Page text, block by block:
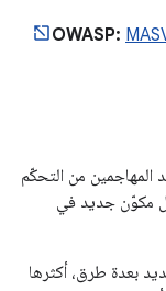
من التحكّم
مكوّن جديد في
بعدة طرق، أكثرها